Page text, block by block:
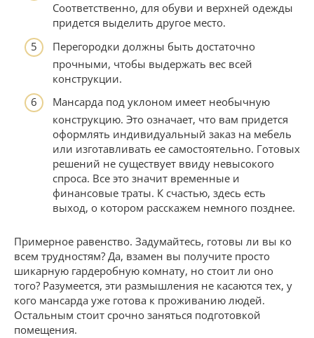
Соответственно, для обуви и верхней одежды
придется выделить другое место.
Перегородки должны быть достаточно
прочными, чтобы выдержать вес всей
конструкции.
Мансарда под уклоном имеет необычную
конструкцию. Это означает, что вам придется
оформлять индивидуальный заказ на мебель
или изготавливать ее самостоятельно. Готовых
решений не существует ввиду невысокого
спроса. Все это значит временные и
финансовые траты. К счастью, здесь есть
выход, о котором расскажем немного позднее.
Примерное равенство. Задумайтесь, готовы ли вы ко
всем трудностям? Да, взамен вы получите просто
шикарную гардеробную комнату, но стоит ли оно
того? Разумеется, эти размышления не касаются тех, у
кого мансарда уже готова к проживанию людей.
Остальным стоит срочно заняться подготовкой
помещения.